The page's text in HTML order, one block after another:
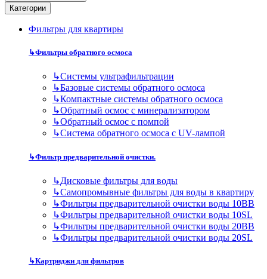
Категории
Фильтры для квартиры
↳Фильтры обратного осмоса
↳Cистемы ультрафильтрации
↳Базовые системы обратного осмоса
↳Компактные системы обратного осмоса
↳Обратный осмос с минерализатором
↳Обратный осмос с помпой
↳Система обратного осмоса с UV-лампой
↳Фильтр предварительной очистки.
↳Дисковые фильтры для воды
↳Самопромывные фильтры для воды в квартиру
↳Фильтры предварительной очистки воды 10BB
↳Фильтры предварительной очистки воды 10SL
↳Фильтры предварительной очистки воды 20BB
↳Фильтры предварительной очистки воды 20SL
↳Картриджи для фильтров